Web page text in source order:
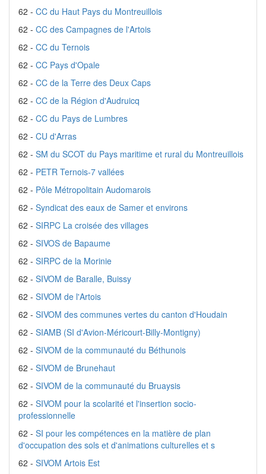
62 - CC du Haut Pays du Montreuillois
62 - CC des Campagnes de l'Artois
62 - CC du Ternois
62 - CC Pays d'Opale
62 - CC de la Terre des Deux Caps
62 - CC de la Région d'Audruicq
62 - CC du Pays de Lumbres
62 - CU d'Arras
62 - SM du SCOT du Pays maritime et rural du Montreuillois
62 - PETR Ternois-7 vallées
62 - Pôle Métropolitain Audomarois
62 - Syndicat des eaux de Samer et environs
62 - SIRPC La croisée des villages
62 - SIVOS de Bapaume
62 - SIRPC de la Morinie
62 - SIVOM de Baralle, Buissy
62 - SIVOM de l'Artois
62 - SIVOM des communes vertes du canton d'Houdain
62 - SIAMB (SI d'Avion-Méricourt-Billy-Montigny)
62 - SIVOM de la communauté du Béthunois
62 - SIVOM de Brunehaut
62 - SIVOM de la communauté du Bruaysis
62 - SIVOM pour la scolarité et l'insertion socio-
professionnelle
62 - SI pour les compétences en la matière de plan
d'occupation des sols et d'animations culturelles et s
62 - SIVOM Artois Est